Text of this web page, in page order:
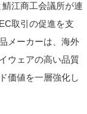
江商工会議所が連
取引の促進を支
メーカーは、海外
ウェアの高い品質
価値を一層強化し